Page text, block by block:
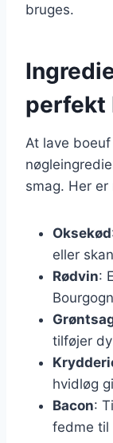
bruges.
perfekt
At lave
smag. Her
Oksekød
eller
Rødvin:
tilføjer
hvidløg
Bacon:
fedme til